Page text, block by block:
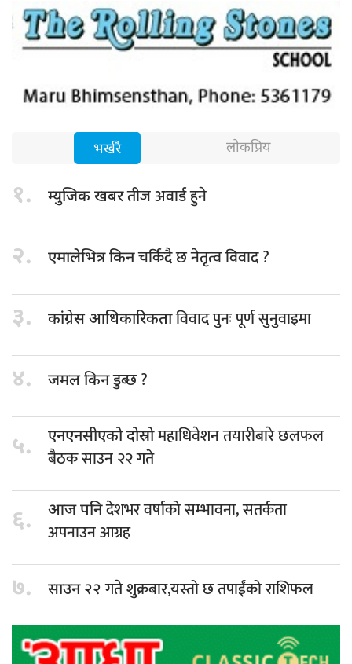
भर्खरै लोकप्रिय
१. म्युजिक खबरतीज अवार्ड हुने
२. एमालेभित्र किनचर्किंदै छ नेतृत्व विवाद ?
३. कांग्रेस आधिकारिकताविवाद पुनः पूर्ण सुनुवाइमा
४. जमल किनडुब्छ ?
५. एनएनसीएको दोस्रोमहाधिवेशन तयारीबारे छलफल
बैठक साउन २२ गते
६. आज पनिदेशभर वर्षाको सम्भावना, सतर्कता
अपनाउन आग्रह
७. साउन २२गते शुक्रबार,यस्तो छ तपाईंको राशिफल